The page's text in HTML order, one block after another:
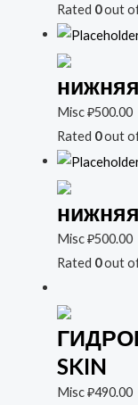
Rated 0out
Misc₽500.00
Rated 0out
Misc₽500.00
Rated 0out
SKIN
Misc₽490.00